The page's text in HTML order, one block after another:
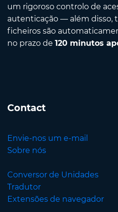
um rigoroso controlo de
autenticação — além disso,
ficheiros são
no prazo de 120 minutos
Contact
Envie-nos um e-mail
Sobre nós
Conversor de Unidades
Tradutor
Extensões de navegador